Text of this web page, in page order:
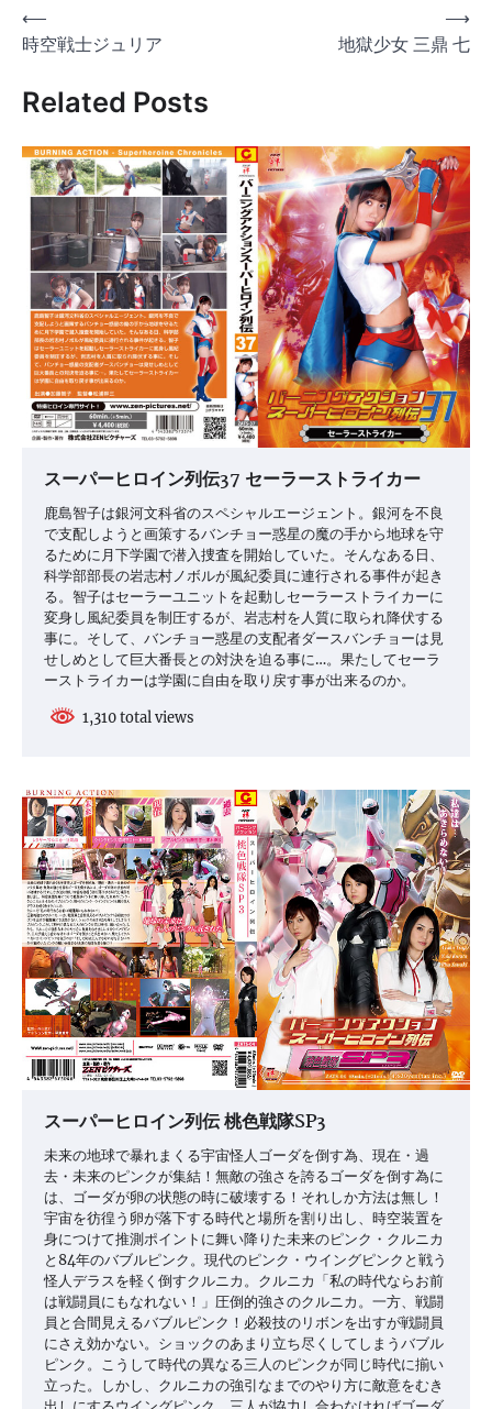
投
稿
ナ
ビ
ゲ
ー
シ
ョ
ン
⟵
時空戦士ジュリア
地獄少女 三鼎 七
⟶
Related Posts
スーパーヒロイン列伝37 セーラーストライカー
鹿島智子は銀河文科省のスペシャルエージェント。銀河を不良
で支配しようと画策するバンチョー惑星の魔の手から地球を守
るために月下学園で潜入捜査を開始していた。そんなある日、
科学部部長の岩志村ノボルが風紀委員に連行される事件が起き
る。智子はセーラーユニットを起動しセーラーストライカーに
変身し風紀委員を制圧するが、岩志村を人質に取られ降伏する
事に。そして、バンチョー惑星の支配者ダースバンチョーは見
せしめとして巨大番長との対決を迫る事に…。果たしてセーラ
ーストライカーは学園に自由を取り戻す事が出来るのか。
1,310 total views
スーパーヒロイン列伝 桃色戦隊SP3
未来の地球で暴れまくる宇宙怪人ゴーダを倒す為、現在・過
去・未来のピンクが集結！無敵の強さを誇るゴーダを倒す為に
は、ゴーダが卵の状態の時に破壊する！それしか方法は無し！
宇宙を彷徨う卵が落下する時代と場所を割り出し、時空装置を
身につけて推測ポイントに舞い降りた未来のピンク・クルニカ
と84年のバブルピンク。現代のピンク・ウイングピンクと戦う
怪人デラスを軽く倒すクルニカ。クルニカ「私の時代ならお前
は戦闘員にもなれない！」圧倒的強さのクルニカ。一方、戦闘
員と合間見えるバブルピンク！必殺技のリボンを出すが戦闘員
にさえ効かない。ショックのあまり立ち尽くしてしまうバブル
ピンク。こうして時代の異なる三人のピンクが同じ時代に揃い
立った。しかし、クルニカの強引なまでのやり方に敵意をむき